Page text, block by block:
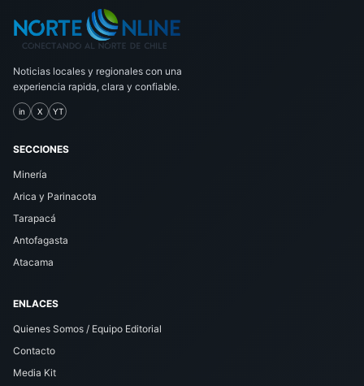
Noticias locales y regionales con una
experiencia rapida, clara y confiable.
in X YT
SECCIONES
Minería
Arica y Parinacota
Tarapacá
Antofagasta
Atacama
ENLACES
Quienes Somos / Equipo Editorial
Contacto
Media Kit